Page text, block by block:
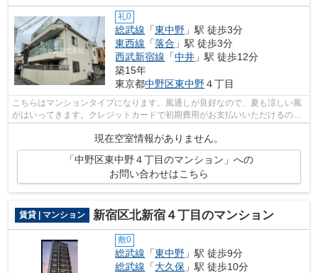
礼0
総武線 「東中野 」駅 徒歩3分
東西線 「落合 」駅 徒歩3分
西武新宿線 「中井 」駅 徒歩12分
築15年
東京都中野区東中野４丁目
こちらはマンションタイプになります。風通しが良好なので、夏も涼しい風
がはいってきます。クレジットカードで初期費用がお支払いいただけるの
現在空室情報がありません。
「中野区東中野４丁目のマンション」への
お問い合わせはこちら
賃貸 | マンション 新宿区北新宿４丁目のマンション
敷0
総武線 「東中野 」駅 徒歩9分
総武線 「大久保 」駅 徒歩10分